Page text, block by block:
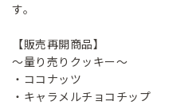
す。
【販売再開商品】
～量り売りクッキー～
・ココナッツ
・キャラメルチョコチップ